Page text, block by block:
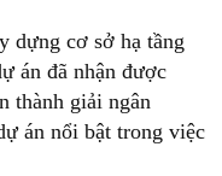
dựng cơ sở hạ tầng
án đã nhận được
thành giải ngân
án nổi bật trong việc